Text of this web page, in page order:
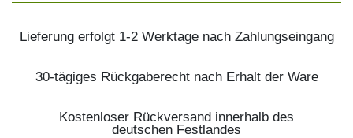
Lieferung erfolgt 1-2 Werktage nach Zahlungseingang
30-tägiges Rückgaberecht nach Erhalt der Ware
Kostenloser Rückversand innerhalb des
deutschen Festlandes